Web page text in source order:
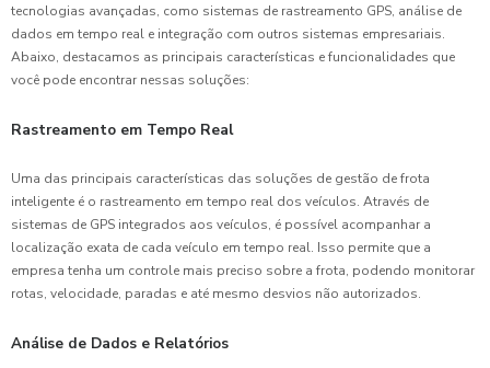
tecnologias avançadas, como sistemas de rastreamento GPS, análise de
dados em tempo real e integração com outros sistemas empresariais.
Abaixo, destacamos as principais características e funcionalidades que
você pode encontrar nessas soluções:
Rastreamento em Tempo Real
Uma das principais características das soluções de gestão de frota
inteligente é o rastreamento em tempo real dos veículos. Através de
sistemas de GPS integrados aos veículos, é possível acompanhar a
localização exata de cada veículo em tempo real. Isso permite que a
empresa tenha um controle mais preciso sobre a frota, podendo monitorar
rotas, velocidade, paradas e até mesmo desvios não autorizados.
Análise de Dados e Relatórios